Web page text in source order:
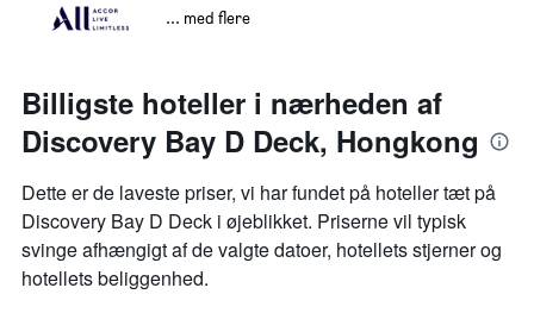
... med flere
Billigste hoteller i nærheden af
Discovery Bay D Deck, Hongkong
Dette er de laveste priser, vi har fundet på hoteller tæt på
Discovery Bay D Deck i øjeblikket. Priserne vil typisk
svinge afhængigt af de valgte datoer, hotellets stjerner og
hotellets beliggenhed.